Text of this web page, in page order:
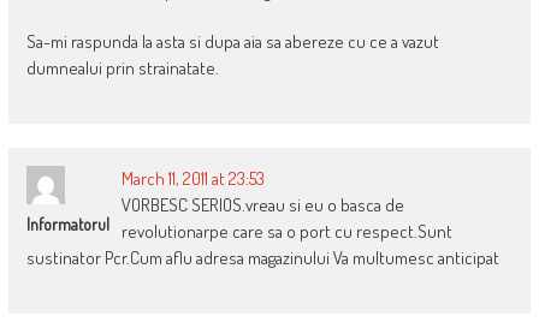
Sa-mi raspunda la asta si dupa aia sa abereze cu ce a vazut
dumnealui prin strainatate.
Informatorul
March 11, 2011 at 23:53
VORBESC SERIOS.vreau si eu o basca de
revolutionarpe care sa o port cu respect.Sunt
sustinator Pcr.Cum aflu adresa magazinului Va multumesc anticipat